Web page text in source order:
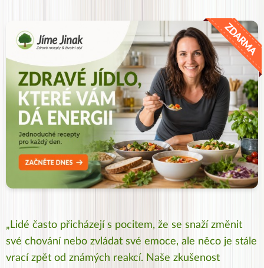
„Lidé často přicházejí s pocitem, že se snaží změnit
své chování nebo zvládat své emoce, ale něco je stále
vrací zpět od známých reakcí. Naše zkušenost